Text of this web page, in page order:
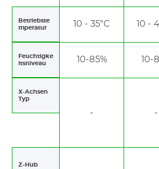
Betriebste
mperatur
10 - 35°C 10 -
Feuchtigke
itsniveau
10-85% 10-
X-Achsen
Typ
Z-Hub